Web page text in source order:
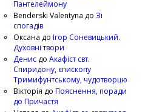
Пантелеймону
Benderski Valentyna до Зі
спогадів
Оксана до Ігор Соневицький.
Духовні твори
Денис до Акафіст свт.
Спиридону, єпископу
Тримифунтському, чудотворцю
Вікторія до Пояснення, поради
до Причастя